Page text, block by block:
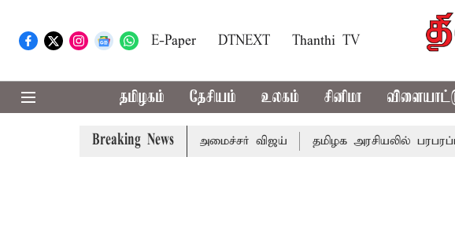
E-Paper DTNEXT Thanthi TV
தமிழகம் தேசியம் உலகம் சினிமா
Breaking News
பட்ஜெட்: முதல்-அமைச்சர் விஜய் தமிழக அரசியலில் பரபரப்பு;